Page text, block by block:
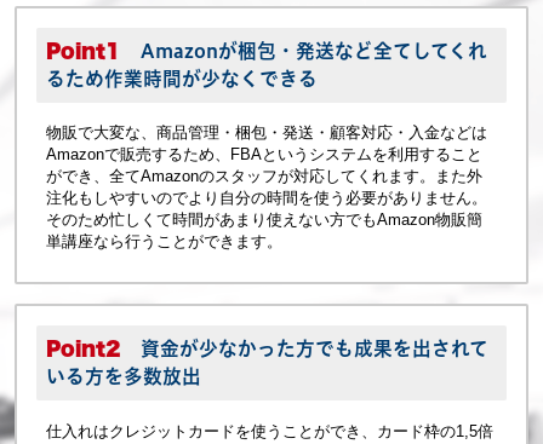
Point1
Amazonが梱包・発送など全てしてくれ
るため作業時間が少なくできる
物販で大変な、商品管理・梱包・発送・顧客対応・入金などは
Amazonで販売するため、FBAというシステムを利用すること
ができ、全てAmazonのスタッフが対応してくれます。また外
注化もしやすいのでより自分の時間を使う必要がありません。
そのため忙しくて時間があまり使えない方でもAmazon物販簡
単講座なら行うことができます。
Point2 資金が少なかった方でも成果を出されて
いる方を多数放出
仕入れはクレジットカードを使うことができ、カード枠の1,5倍